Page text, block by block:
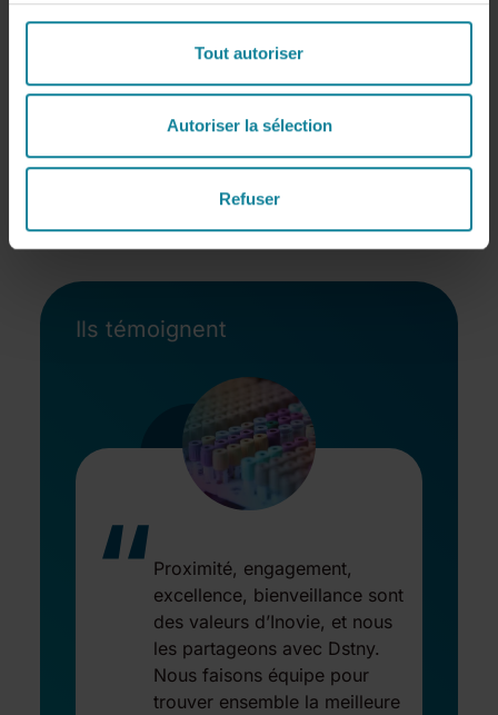
Tout autoriser
Autoriser la sélection
Refuser
Service (BaaS).
Ils témoignent
“ Proximité, engagement,
excellence, bienveillance sont
des valeurs d’Inovie, et nous
les partageons avec Dstny.
Nous faisons équipe pour
trouver ensemble la meilleure